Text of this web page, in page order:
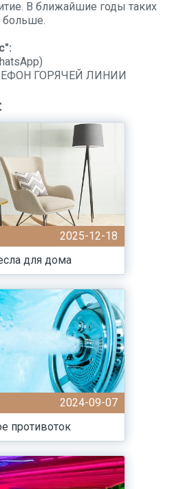
В ближайшие годы таких
больше.
ГОРЯЧЕЙ ЛИНИИ
2025-12-18
для дома
2024-09-07
противоток